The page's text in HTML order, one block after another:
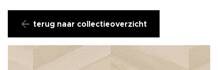
terug naar collectieoverzicht